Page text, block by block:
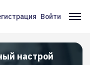
Войти
настрой